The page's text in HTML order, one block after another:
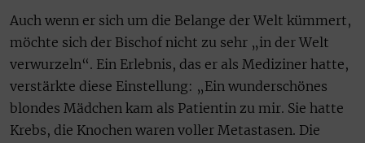
Auch wenn er sich um die Belange der Welt kümmert,
möchte sich der Bischof nicht zu sehr „in der Welt
verwurzeln“. Ein Erlebnis, das er als Mediziner hatte,
verstärkte diese Einstellung: „Ein wunderschönes
blondes Mädchen kam als Patientin zu mir. Sie hatte
Krebs, die Knochen waren voller Metastasen. Die